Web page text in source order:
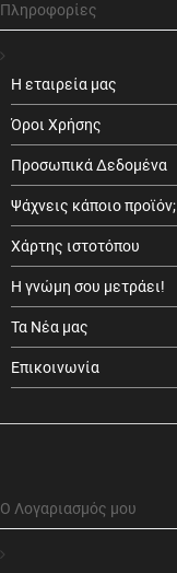
Πληροφορίες
Η εταιρεία μας
Όροι Χρήσης
Προσωπικά Δεδομένα
Ψάχνεις κάποιο προϊόν;
Χάρτης ιστοτόπου
Η γνώμη σου μετράει!
Τα Νέα μας
Επικοινωνία
Ο Λογαριασμός μου